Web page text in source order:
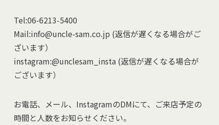
Tel:06-6213-5400
Mail:info@uncle-sam.co.jp (返信が遅くなる場合がご
ざいます）
instagram:@unclesam_insta (返信が遅くなる場合が
ございます）
お電話、メール、InstagramのDMにて、ご来店予定の
時間と人数をお知らせください。